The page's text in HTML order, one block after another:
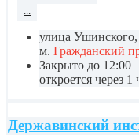
улица Ушинского,
м. Гражданский
Закрыто до 12:00
откроется через
Державинский